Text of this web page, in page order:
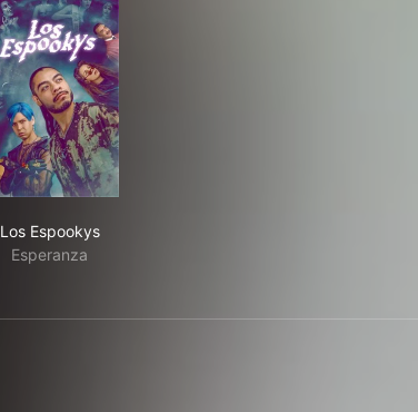
Los Espookys
Esperanza